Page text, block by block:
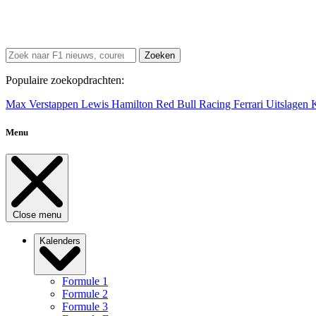
Zoeken
Populaire zoekopdrachten:
Max Verstappen Lewis Hamilton Red Bull Racing Ferrari Uitslagen
Menu
Close menu
Kalenders
Formule 1
Formule 2
Formule 3